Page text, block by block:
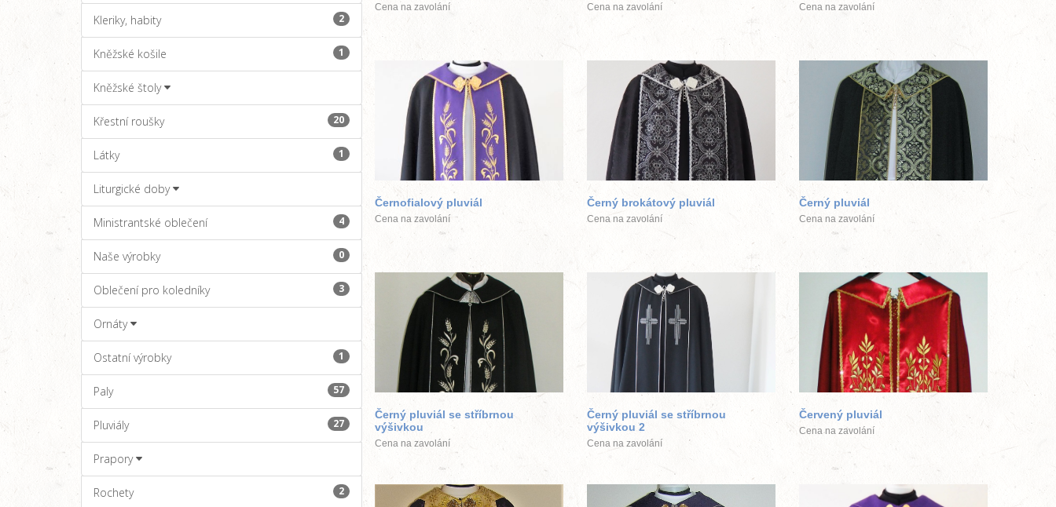
Kleriky, habity 2
Kněžské košile 1
Kněžské štoly
Křestní roušky 20
Látky 1
Liturgické doby
Ministrantské oblečení 4
Naše výrobky 0
Oblečení pro koledníky 3
Ornáty
Ostatní výrobky 1
Paly 57
Pluviály 27
Prapory
Rochety 2
Cena na zavolání Cena na zavolání Cena na zavolání
větší obrázek
Černofialový pluviál
Cena na zavolání
větší obrázek
Černý brokátový pluviál
Cena na zavolání
větší obrázek
Černý pluviál
Cena na zavolání
větší obrázek
Černý pluviál se stříbrnou
výšivkou
Cena na zavolání
větší obrázek
Černý pluviál se stříbrnou
výšivkou 2
Cena na zavolání
větší obrázek
Červený pluviál
Cena na zavolání